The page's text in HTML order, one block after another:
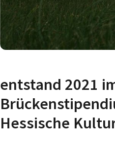
entstand 2021
Hessische